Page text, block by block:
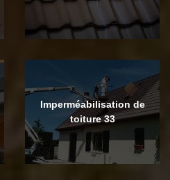
Imperméabilisation de
toiture 33